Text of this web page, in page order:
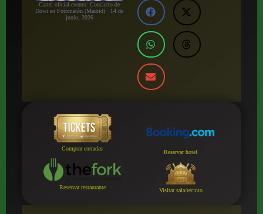
Cartel oficial evento: Concierto de
Dowi en Fotomatón (Madrid) · 14 de
junio, 2026
Comprar entradas
Reservar hotel
Reservar restaurante Visitar sala/recinto